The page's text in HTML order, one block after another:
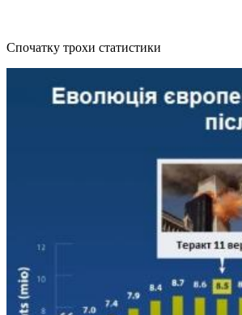
Спочатку трохи статистики